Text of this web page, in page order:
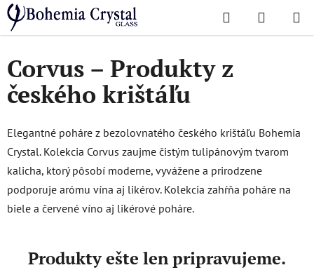
Prejsť
na
obsah
Hľadať
KOŠÍK
Domov
/ Obľúbené kolekcie / Corvus – Produkty z českého krištáľu
Corvus – Produkty z
českého krištáľu
Elegantné poháre z bezolovnatého českého krištáľu Bohemia
Crystal. Kolekcia Corvus zaujme čistým tulipánovým tvarom
kalicha, ktorý pôsobí moderne, vyvážene a prirodzene
podporuje arómu vína aj likérov. Kolekcia zahŕňa poháre na
biele a červené víno aj likérové poháre.
Produkty ešte len pripravujeme.